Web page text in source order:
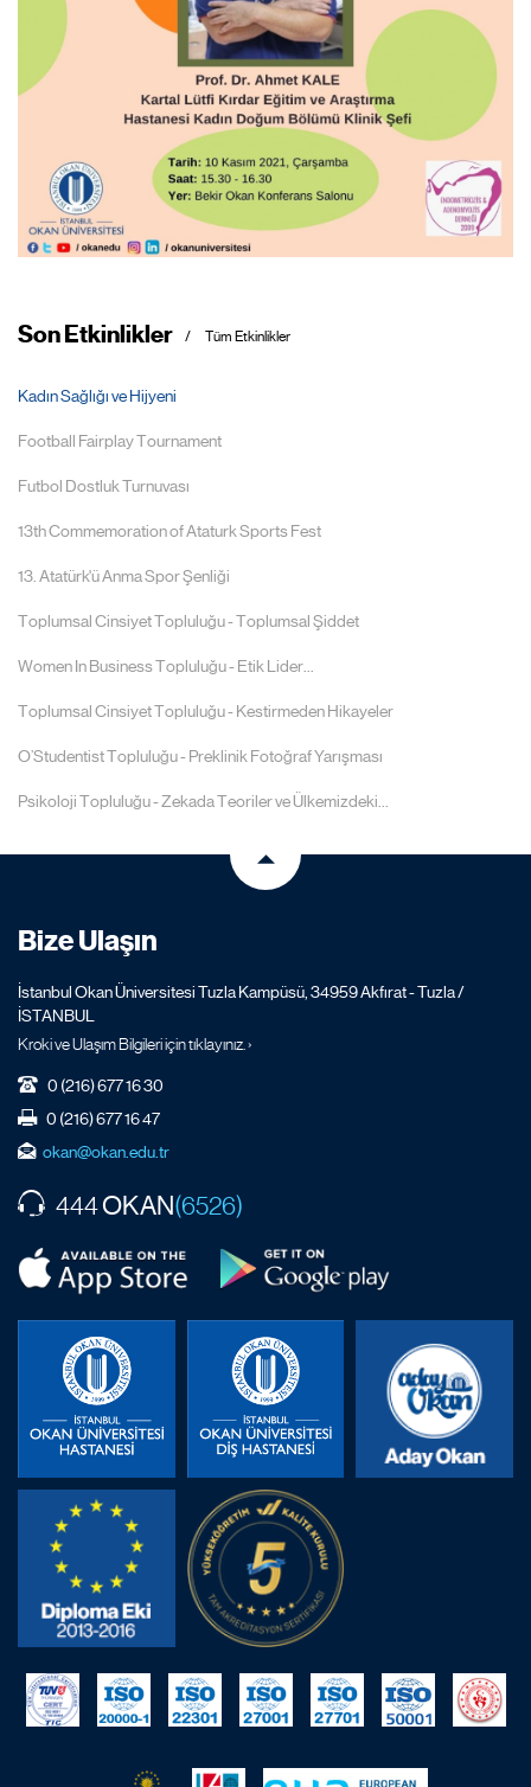
Son Etkinlikler Tüm Etkinlikler
Kadın Sağlığı ve Hijyeni
Football Fairplay Tournament
Futbol Dostluk Turnuvası
13th Commemoration of Ataturk Sports Fest
13. Atatürk'ü Anma Spor Şenliği
Toplumsal Cinsiyet Topluluğu - Toplumsal Şiddet
Women In Business Topluluğu - Etik Lider...
Toplumsal Cinsiyet Topluluğu - Kestirmeden Hikayeler
O’Studentist Topluluğu - Preklinik Fotoğraf Yarışması
Psikoloji Topluluğu - Zekada Teoriler ve Ülkemizdeki...
Bize Ulaşın
İstanbul Okan Üniversitesi Tuzla Kampüsü, 34959 Akfırat - Tuzla /
İSTANBUL
Kroki ve Ulaşım Bilgileri için tıklayınız. ›
0 (216) 677 16 30
0 (216) 677 16 47
okan@okan.edu.tr
444OKAN(6526)